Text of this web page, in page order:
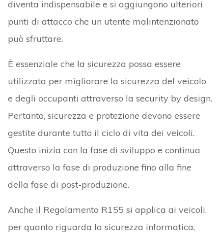
diventa indispensabile e si aggiungono ulteriori
punti di attacco che un utente malintenzionato
può sfruttare.
È essenziale che la sicurezza possa essere
utilizzata per migliorare la sicurezza del veicolo
e degli occupanti attraverso la security by design.
Pertanto, sicurezza e protezione devono essere
gestite durante tutto il ciclo di vita dei veicoli.
Questo inizia con la fase di sviluppo e continua
attraverso la fase di produzione fino alla fine
della fase di post-produzione.
Anche il Regolamento R155 si applica ai veicoli,
per quanto riguarda la sicurezza informatica,